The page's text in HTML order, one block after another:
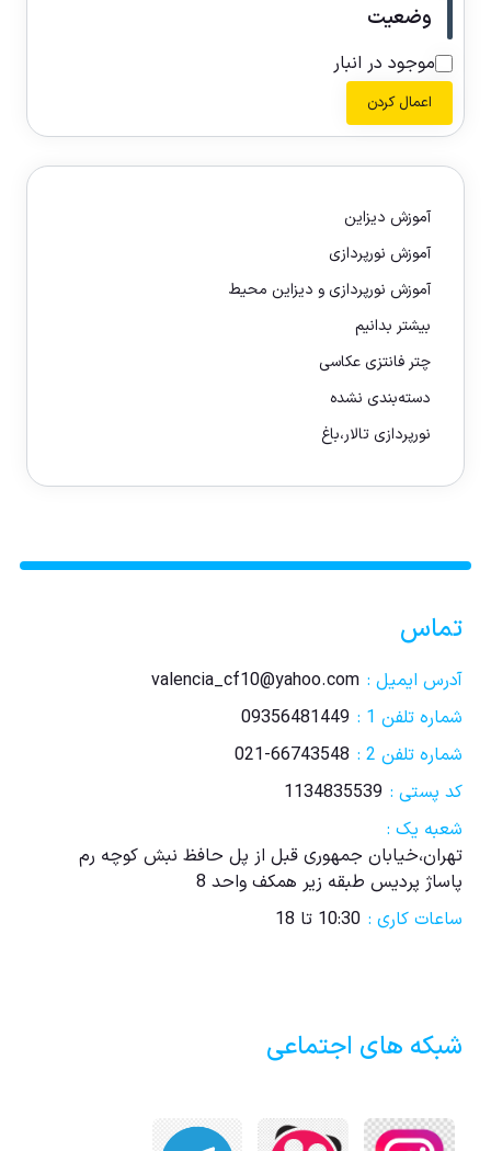
وضعیت
موجود در انبار
اعمال کردن
آموزش دیزاین
آموزش نورپردازی
آموزش نورپردازی و دیزاین محیط
بیشتر بدانیم
چتر فانتزی عکاسی
دسته‌بندی نشده
نورپردازی تالار،باغ
تماس
آدرس ایمیل : valencia_cf10@yahoo.com
شماره تلفن 1 :
09356481449
شماره تلفن 2 :
021-66743548
کد پستی : 1134835539
شعبه یک :
تهران،خیابان جمهوری قبل از پل حافظ نبش کوچه رم
پاساژ پردیس طبقه زیر همکف واحد 8
ساعات کاری : 10:30 تا 18
شبکه های اجتماعی